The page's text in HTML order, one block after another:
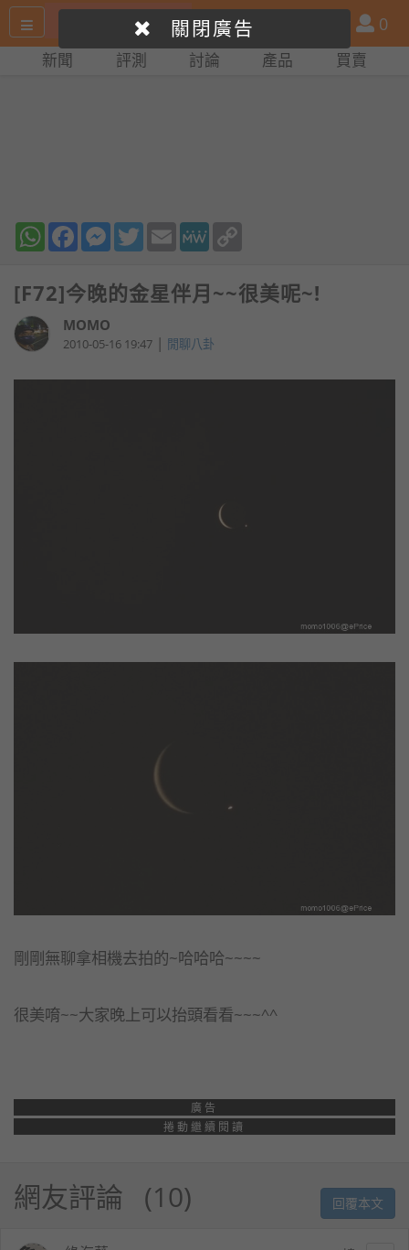
尋
產
品
比
會
員
0
新聞 評測 討論 產品 買賣
WhatsAppFacebookMessenger
TwitterEmail MeWe
[F72]今晚的金星伴月~~很美呢~!
MOMO
2010-05-16 19:47 | 閒聊八卦
剛剛無聊拿相機去拍的~哈哈哈~~~~
很美唷~~大家晚上可以抬頭看看~~~^^
關閉廣告
廣告
捲動繼續閱讀
網友評論 10 回覆本文